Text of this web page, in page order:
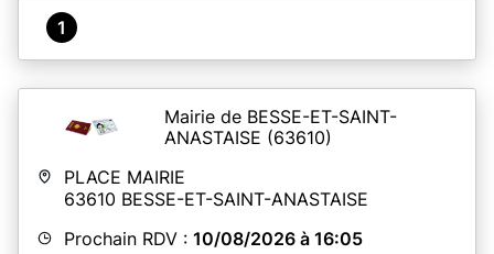
1
Mairie de BESSE-ET-SAINT-
ANASTAISE (63610)
PLACE MAIRIE
63610 BESSE-ET-SAINT-ANASTAISE
Prochain RDV : 10/08/2026 à 16:05